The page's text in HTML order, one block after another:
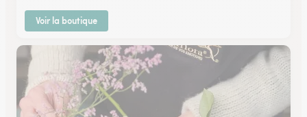
Voir la boutique